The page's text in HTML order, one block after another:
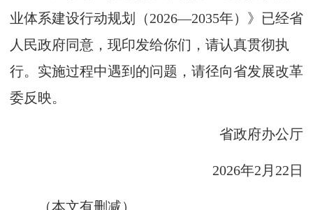
业体系建设行动规划（2026—2035年）》已经省
人民政府同意，现印发给你们，请认真贯彻执
行。实施过程中遇到的问题，请径向省发展改革
委反映。
省政府办公厅
2026年2月22日
（本文有删减）